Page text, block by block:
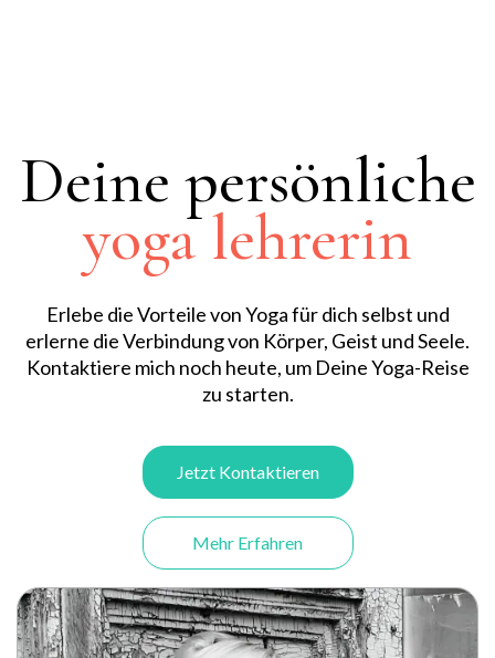
Deine persönliche
yoga lehrerin
Erlebe die Vorteile von Yoga für dich selbst und
erlerne die Verbindung von Körper, Geist und Seele.
Kontaktiere mich noch heute, um Deine Yoga-Reise
zu starten.
Jetzt Kontaktieren
Mehr Erfahren